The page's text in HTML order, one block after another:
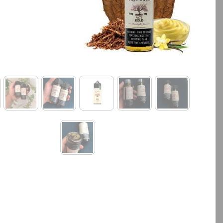
بالا انتخاب کنید.
آخرین بروزرسانی قیمت: 13
ساعت پیش
+